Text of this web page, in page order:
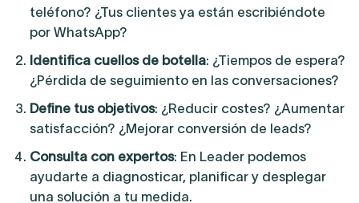
teléfono? ¿Tus clientes ya están escribiéndote
por WhatsApp?
Identifica cuellos de botella: ¿Tiempos de espera?
¿Pérdida de seguimiento en las conversaciones?
Define tus objetivos: ¿Reducir costes? ¿Aumentar
satisfacción? ¿Mejorar conversión de leads?
Consulta con expertos: En Leader podemos
ayudarte a diagnosticar, planificar y desplegar
una solución a tu medida.